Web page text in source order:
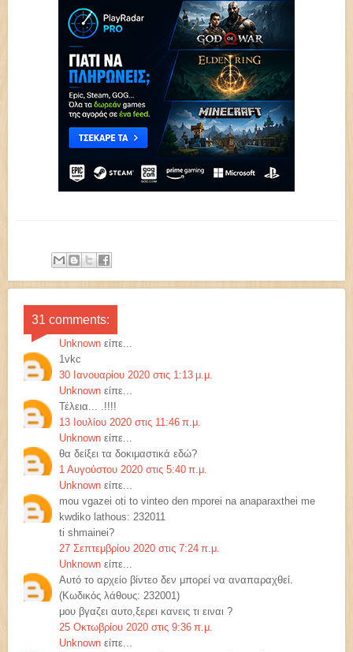
31 comments:
Unknown είπε...
1vkc
30 Ιανουαρίου 2020 στις 1:13 μ.μ.
Unknown είπε...
Τέλεια... .!!!!
13 Ιουλίου 2020 στις 11:46 π.μ.
Unknown είπε...
θα δείξει τα δοκιμαστικά εδώ?
1 Αυγούστου 2020 στις 5:40 π.μ.
Unknown είπε...
mou vgazei oti to vinteo den mporei na anaparaxthei me
kwdiko lathous: 232011
ti shmainei?
27 Σεπτεμβρίου 2020 στις 7:24 π.μ.
Unknown είπε...
Αυτό το αρχείο βίντεο δεν μπορεί να αναπαραχθεί.
(Κωδικός λάθους: 232001)
μου βγαζει αυτο,ξερει κανεις τι ειναι ?
25 Οκτωβρίου 2020 στις 9:36 π.μ.
Unknown είπε...